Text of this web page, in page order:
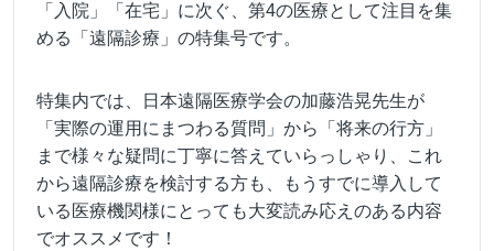
「入院」「在宅」に次ぐ、第4の医療として注目を集
める「遠隔診療」の特集号です。
特集内では、日本遠隔医療学会の加藤浩晃先生が
「実際の運用にまつわる質問」から「将来の行方」
まで様々な疑問に丁寧に答えていらっしゃり、これ
から遠隔診療を検討する方も、もうすでに導入して
いる医療機関様にとっても大変読み応えのある内容
でオススメです！